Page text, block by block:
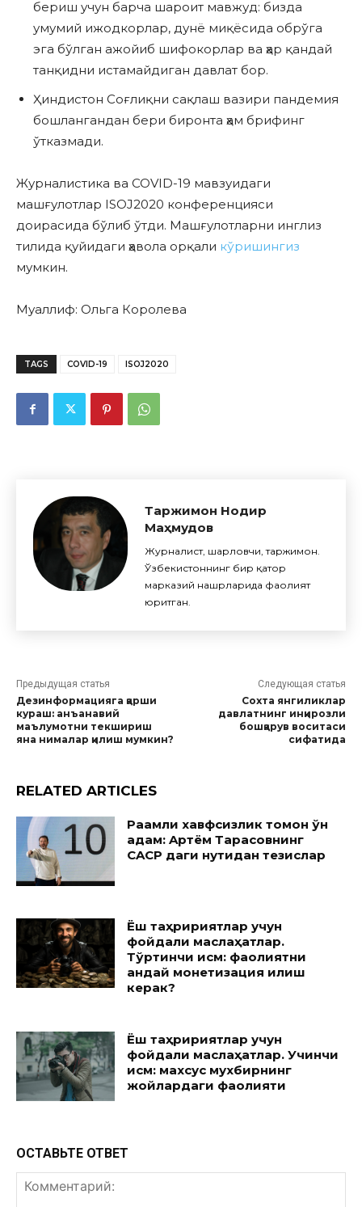
бериш учун барча шароит мавжуд: бизда
умумий ижодкорлар, дунё миқёсида обрўга
эга бўлган ажойиб шифокорлар ва ҳар қандай
танқидни истамайдиган давлат бор.
Ҳиндистон Соғлиқни сақлаш вазири пандемия
бошлангандан бери биронта ҳам брифинг
ўтказмади.
Журналистика ва COVID-19 мавзуидаги
машғулотлар ISOJ2020 конференцияси
доирасида бўлиб ўтди. Машғулотларни инглиз
тилида қуйидаги ҳавола орқали кўришингиз
мумкин.
Муаллиф: Ольга Королева
TAGS COVID-19 ISOJ2020
Таржимон Нодир
Маҳмудов
Журналист, шарҳловчи, таржимон.
Ўзбекистоннинг бир қатор
марказий нашрларида фаолият
юритган.
Предыдущая статья
Дезинформацияга қарши
кураш: анъанавий
маълумотни текшириш
яна нималар қилиш мумкин?
Следующая статья
Сохта янгиликлар
давлатнинг инқирозли
бошқарув воситаси
сифатида
RELATED ARTICLES
Рақамли хавфсизлик томон ўн
қадам: Aртём Тарасовнинг
CACP даги нутқидан тезислар
Ёш таҳририятлар учун
фойдали маслаҳатлар.
Тўртинчи қисм: фаолиятни
қандай монетизация қилиш
керак?
Ёш таҳририятлар учун
фойдали маслаҳатлар. Учинчи
қисм: махсус мухбирнинг
жойлардаги фаолияти
ОСТАВЬТЕ ОТВЕТ